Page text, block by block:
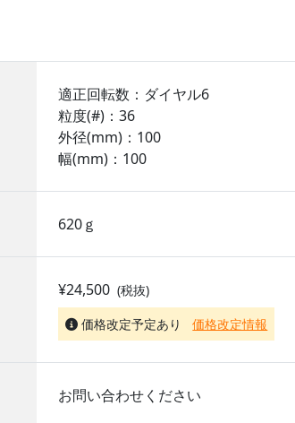
適正回転数：ダイヤル6
粒度(#)：36
外径(mm)：100
幅(mm)：100
620ｇ
¥24,500 (税抜)
価格改定予定あり
価格改定情報
お問い合わせください